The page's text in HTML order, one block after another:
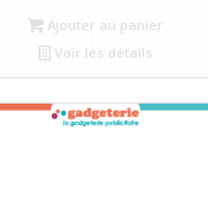
Ajouter au panier
Voir les détails